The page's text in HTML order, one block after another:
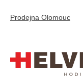
obsah
Prodejna Olomouc